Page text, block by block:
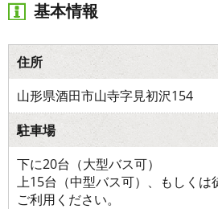
基本情報
住所
山形県酒田市山寺字見初沢154
駐車場
下に20台（大型バス可）
上15台（中型バス可）、もしくは
ご利用ください。